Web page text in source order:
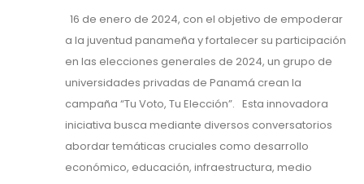
16 de enero de 2024, con el objetivo de empoderar
a la juventud panameña y fortalecer su participación
en las elecciones generales de 2024, un grupo de
universidades privadas de Panamá crean la
campaña “Tu Voto, Tu Elección”. Esta innovadora
iniciativa busca mediante diversos conversatorios
abordar temáticas cruciales como desarrollo
económico, educación, infraestructura, medio